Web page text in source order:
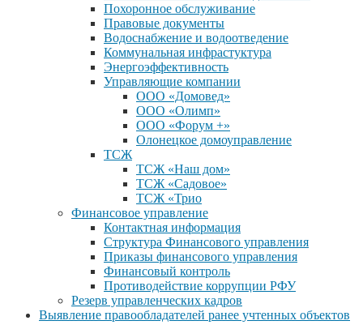
Похоронное обслуживание
Правовые документы
Водоснабжение и водоотведение
Коммунальная инфрастуктура
Энергоэффективность
Управляющие компании
ООО «Домовед»
ООО «Олимп»
ООО «Форум +»
Олонецкое домоуправление
ТСЖ
ТСЖ «Наш дом»
ТСЖ «Садовое»
ТСЖ «Трио
Финансовое управление
Контактная информация
Структура Финансового управления
Приказы финансового управления
Финансовый контроль
Противодействие коррупции РФУ
Резерв управленческих кадров
Выявление правообладателей ранее учтенных объектов